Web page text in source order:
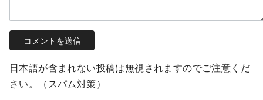
日本語が含まれない投稿は無視されますのでご注意くだ
さい。（スパム対策）